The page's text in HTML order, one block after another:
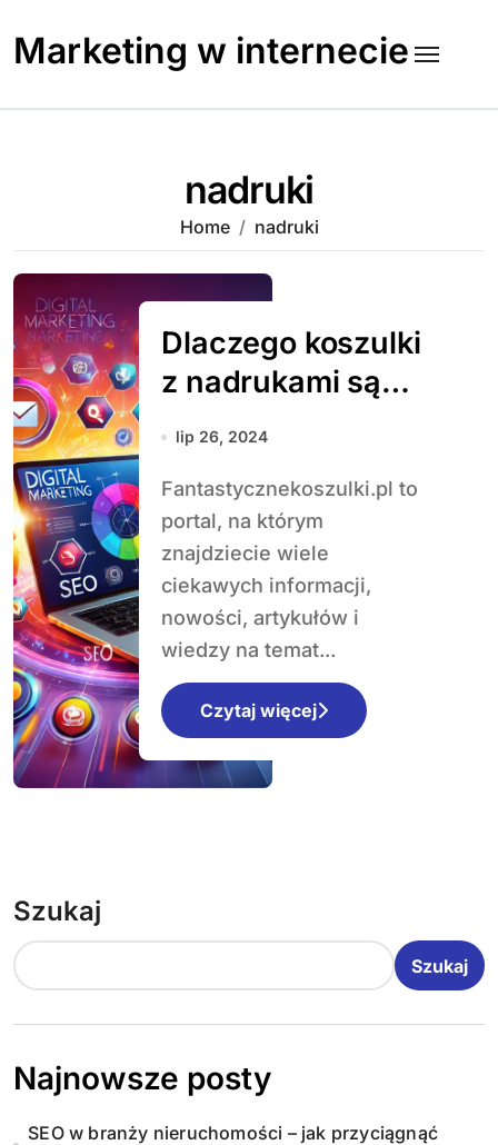
content
Marketing w internecie
nadruki
Home nadruki
Dlaczego koszulki
z nadrukami są
tak popularne?
porady na
fantastycznekosz
ulki.pl
lip 26, 2024
Fantastycznekoszulki.pl to
portal, na którym
znajdziecie wiele
ciekawych informacji,
nowości, artykułów i
wiedzy na temat...
Czytaj więcej
Szukaj
Szukaj
Najnowsze posty
SEO w branży nieruchomości – jak przyciągnąć